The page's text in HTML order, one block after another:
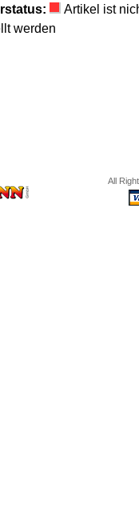
Artikel ist
werden
All